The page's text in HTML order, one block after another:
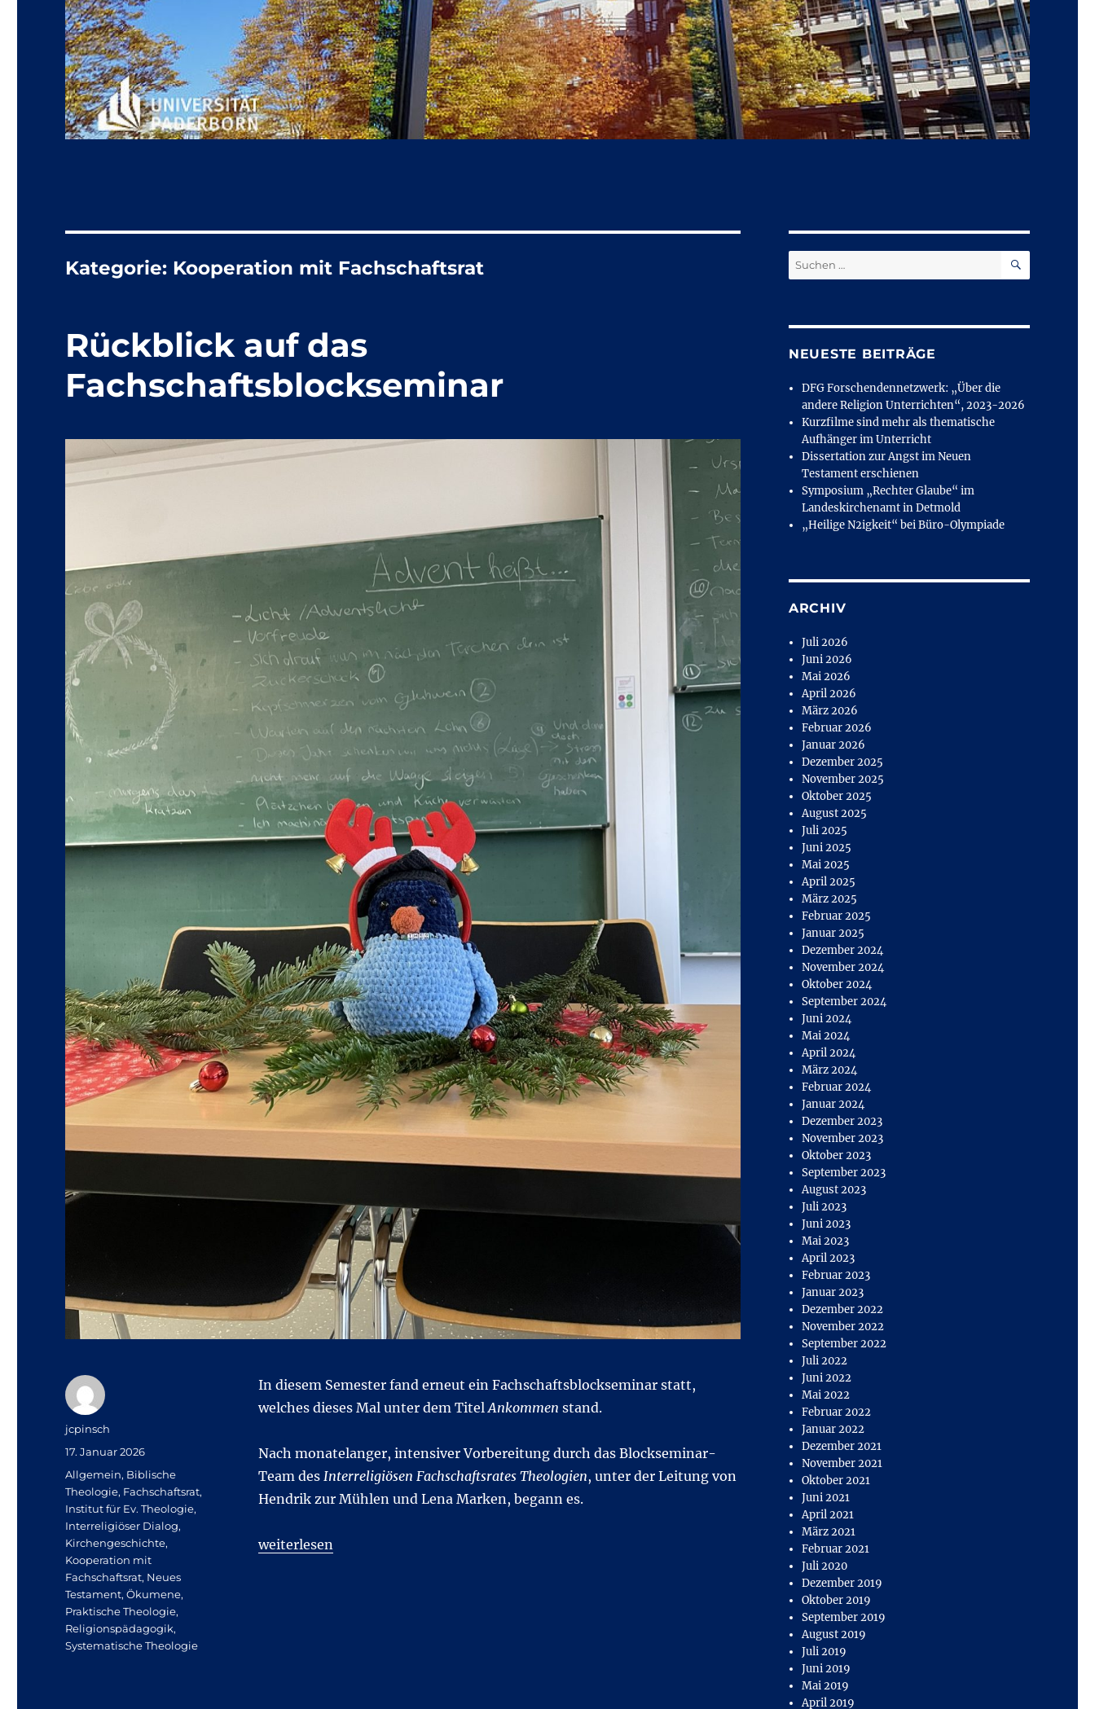
Kategorie: Kooperation mit Fachschaftsrat
Rückblick auf das
Fachschaftsblockseminar
In diesem Semester fand erneut ein Fachschaftsblockseminar statt,
welches dieses Mal unter dem Titel Ankommen stand.
Nach monatelanger, intensiver Vorbereitung durch das Blockseminar-
Team des Interreligiösen Fachschaftsrates Theologien, unter der Leitung von
Hendrik zur Mühlen und Lena Marken, begann es.
„Rückblick auf das Fachschaftsblockseminar“
weiterlesen
Autor
jcpinsch
Veröffentlicht
am
17. Januar 2026
Kategorien
Allgemein, Biblische
Theologie, Fachschaftsrat,
Institut für Ev. Theologie,
Interreligiöser Dialog,
Kirchengeschichte,
Kooperation mit
Fachschaftsrat, Neues
Testament,Ökumene,
Praktische Theologie,
Religionspädagogik,
Systematische Theologie
Suchen
nach:
SUCHEN
NEUESTE BEITRÄGE
DFG Forschendennetzwerk: „Über die
andere Religion Unterrichten“, 2023-2026
Kurzfilme sind mehr als thematische
Aufhänger im Unterricht
Dissertation zur Angst im Neuen
Testament erschienen
Symposium „Rechter Glaube“ im
Landeskirchenamt in Detmold
„Heilige N2igkeit“ bei Büro-Olympiade
ARCHIV
Juli 2026
Juni 2026
Mai 2026
April 2026
März 2026
Februar 2026
Januar 2026
Dezember 2025
November 2025
Oktober 2025
August 2025
Juli 2025
Juni 2025
Mai 2025
April 2025
März 2025
Februar 2025
Januar 2025
Dezember 2024
November 2024
Oktober 2024
September 2024
Juni 2024
Mai 2024
April 2024
März 2024
Februar 2024
Januar 2024
Dezember 2023
November 2023
Oktober 2023
September 2023
August 2023
Juli 2023
Juni 2023
Mai 2023
April 2023
Februar 2023
Januar 2023
Dezember 2022
November 2022
September 2022
Juli 2022
Juni 2022
Mai 2022
Februar 2022
Januar 2022
Dezember 2021
November 2021
Oktober 2021
Juni 2021
April 2021
März 2021
Februar 2021
Juli 2020
Dezember 2019
Oktober 2019
September 2019
August 2019
Juli 2019
Juni 2019
Mai 2019
April 2019